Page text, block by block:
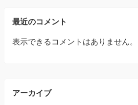
最近のコメント
表示できるコメントはありません。
アーカイブ